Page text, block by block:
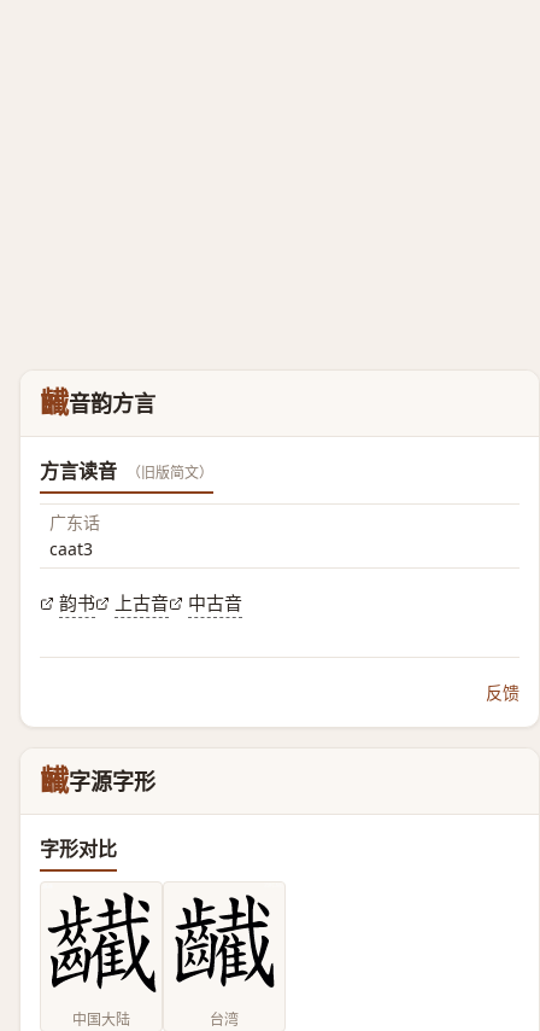
䶪音韵方言
方言读音 （旧版简文）
广东话
caat3
韵书 上古音 中古音
反馈
䶪字源字形
字形对比
中国大陆 台湾